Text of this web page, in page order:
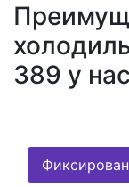
389 у нас